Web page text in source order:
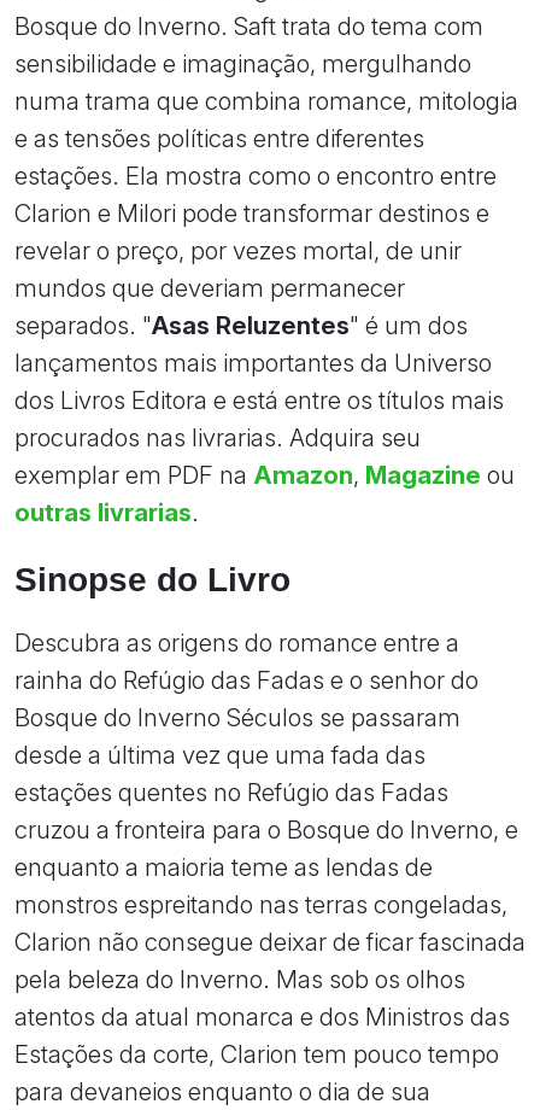
Bosque do Inverno. Saft trata do tema com
sensibilidade e imaginação, mergulhando
numa trama que combina romance, mitologia
e as tensões políticas entre diferentes
estações. Ela mostra como o encontro entre
Clarion e Milori pode transformar destinos e
revelar o preço, por vezes mortal, de unir
mundos que deveriam permanecer
separados. "Asas Reluzentes" é um dos
lançamentos mais importantes da Universo
dos Livros Editora e está entre os títulos mais
procurados nas livrarias. Adquira seu
exemplar em PDF na Amazon, Magazine ou
outras livrarias.
Sinopse do Livro
Descubra as origens do romance entre a
rainha do Refúgio das Fadas e o senhor do
Bosque do Inverno Séculos se passaram
desde a última vez que uma fada das
estações quentes no Refúgio das Fadas
cruzou a fronteira para o Bosque do Inverno, e
enquanto a maioria teme as lendas de
monstros espreitando nas terras congeladas,
Clarion não consegue deixar de ficar fascinada
pela beleza do Inverno. Mas sob os olhos
atentos da atual monarca e dos Ministros das
Estações da corte, Clarion tem pouco tempo
para devaneios enquanto o dia de sua